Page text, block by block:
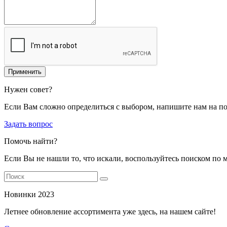
Применить
Нужен совет?
Если Вам сложно определиться с выбором, напишите нам на
Задать вопрос
Помочь найти?
Если Вы не нашли то, что искали, воспользуйтесь поиском по
Новинки 2023
Летнее обновление ассортимента уже здесь, на нашем сайте!